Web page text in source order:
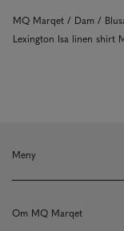
MQ Marqet Dam
Lexington Isa linen shirt
Meny
Om MQ Marqet